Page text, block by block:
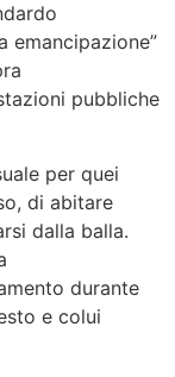
emancipazione”
pubbliche
per quei
di abitare
dalla balla.
durante
e colui